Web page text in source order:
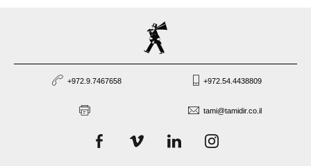
+972.9.7467658 +972.54.4438809
tami@tamidir.co.il